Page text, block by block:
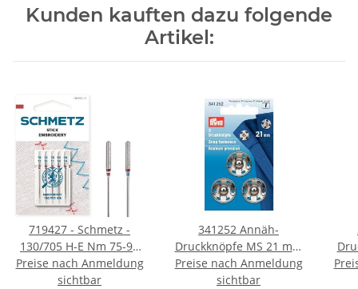
Kunden kauften dazu folgende
Artikel:
719427 - Schmetz -
130/705 H-E Nm 75-90
SB5-Karte / Nadeldicke:
75-90 / Preis pro Karte
Preise nach Anmeldung
sichtbar
341252 Annäh-
Druckknöpfe MS 21 mm
silberfarbig - KTE á 3 ST
Preise nach Anmeldung
sichtbar